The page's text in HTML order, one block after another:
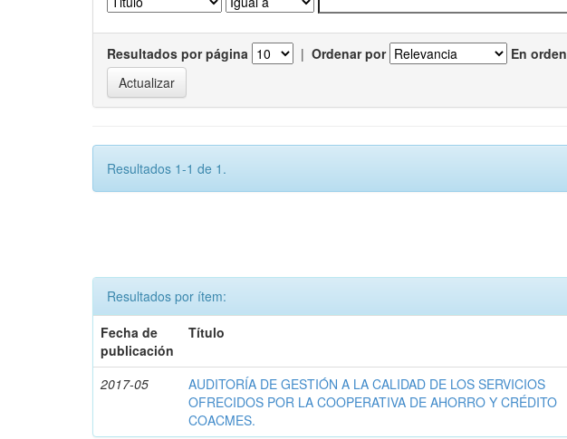
Resultados por página | Ordenar por En orden
Resultados 1-1 de 1.
Resultados por ítem:
Fecha de
publicación
Título
2017-05
AUDITORÍA DE GESTIÓN A LA CALIDAD DE LOS SERVICIOS
OFRECIDOS POR LA COOPERATIVA DE AHORRO Y CRÉDITO
COACMES.